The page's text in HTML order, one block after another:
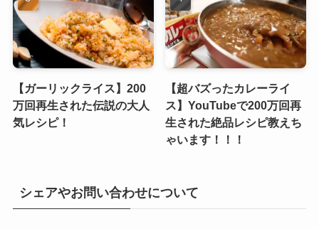
【ガーリックライス】200
万回再生された伝説の大人
気レシピ！
【超バズったカレーライ
ス】YouTubeで200万回再
生された絶品レシピ教えち
ゃいます！！！
シェアやお問い合わせについて